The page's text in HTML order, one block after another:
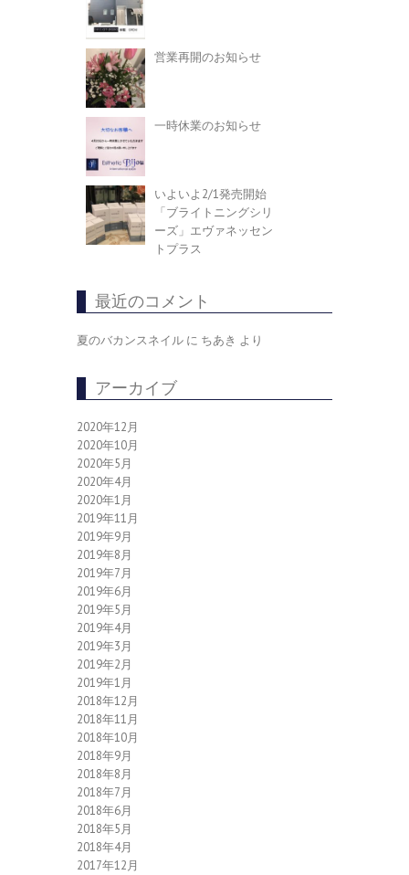
営業再開のお知らせ
一時休業のお知らせ
いよいよ2/1発売開始
「ブライトニングシリ
ーズ」エヴァネッセン
トプラス
最近のコメント
夏のバカンスネイル に ちあき より
アーカイブ
2020年12月
2020年10月
2020年5月
2020年4月
2020年1月
2019年11月
2019年9月
2019年8月
2019年7月
2019年6月
2019年5月
2019年4月
2019年3月
2019年2月
2019年1月
2018年12月
2018年11月
2018年10月
2018年9月
2018年8月
2018年7月
2018年6月
2018年5月
2018年4月
2017年12月